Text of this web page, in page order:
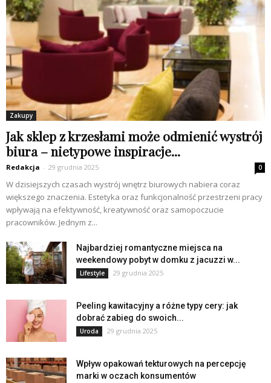
Zakupy
Jak sklep z krzesłami może odmienić wystrój
biura – nietypowe inspiracje...
Redakcja - 29 grudnia 2025 0
W dzisiejszych czasach wystrój wnętrz biurowych nabiera coraz
większego znaczenia. Estetyka oraz funkcjonalność przestrzeni pracy
wpływają na efektywność, kreatywność oraz samopoczucie
pracowników. Jednym z...
Najbardziej romantyczne miejsca na
weekendowy pobyt w domku z jacuzzi w...
Lifestyle 29 grudnia 2025
Peeling kawitacyjny a różne typy cery: jak
dobrać zabieg do swoich...
Uroda 29 grudnia 2025
Wpływ opakowań tekturowych na percepcję
marki w oczach konsumentów